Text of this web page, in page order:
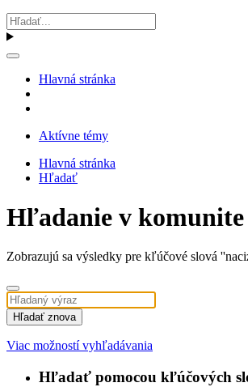
Hlavná stránka
Aktívne témy
Hlavná stránka
Hľadať
Hľadanie v komunite
Zobrazujú sa výsledky pre kľúčové slová
Hľadať znova
Viac možností vyhľadávania
Hľadať pomocou kľúčových